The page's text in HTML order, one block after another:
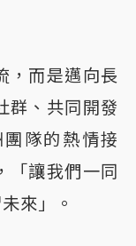
，而是邁向長
群、共同開發
隊的熱情接
「讓我們一同
來」。